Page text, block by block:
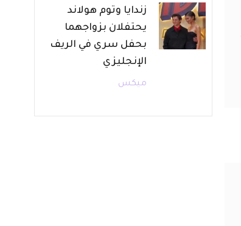
زندايا وتوم هولاند
يحتفلان بزواجهما
بحفل سري في الريف
الإنجليزي
ميكس